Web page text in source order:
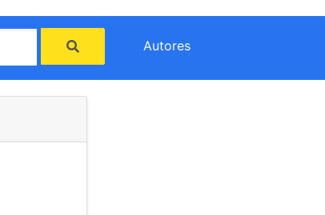
Autores